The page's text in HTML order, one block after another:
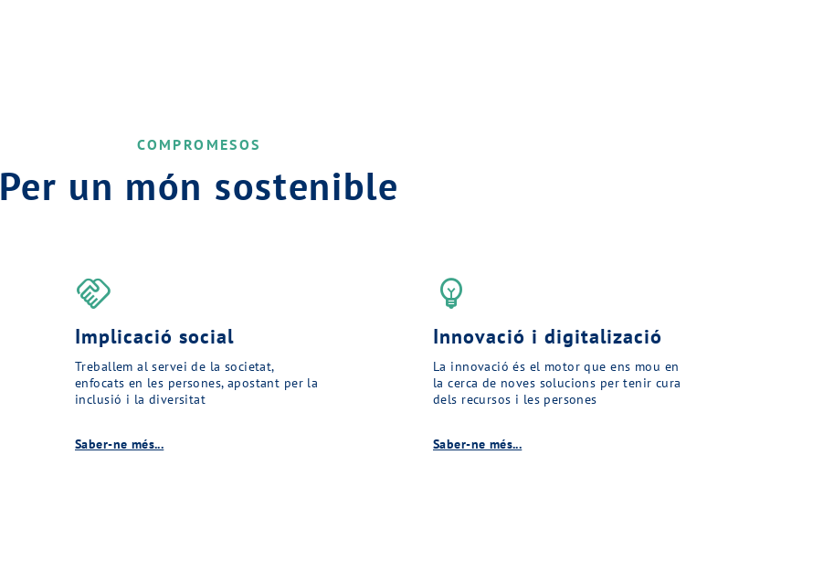
COMPROMESOS
Per un món sostenible
handshake
Implicació social
Treballem al servei de la societat,
enfocats en les persones, apostant per la
inclusió i la diversitat
Saber-ne més...
emoji_objects
Innovació i digitalizació
La innovació és el motor que ens mou en
la cerca de noves solucions per tenir cura
dels recursos i les persones
Saber-ne més...